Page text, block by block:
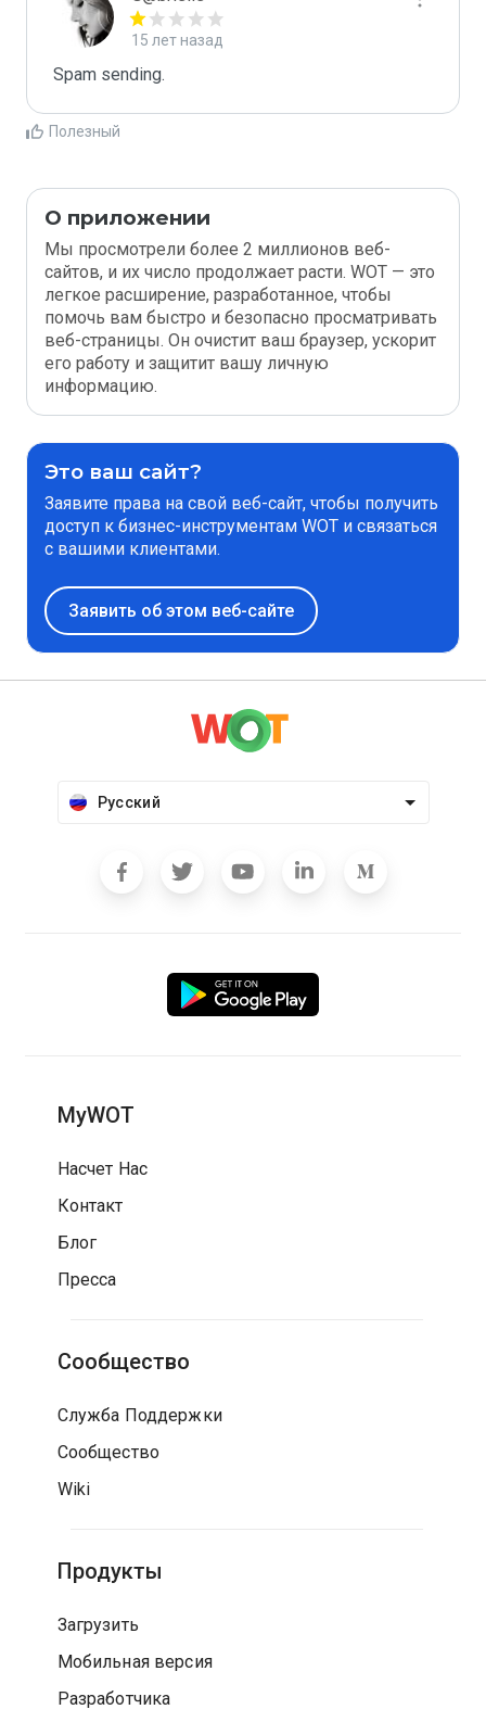
15 лет назад
Spam sending.
Полезный
О приложении
Мы просмотрели более 2 миллионов веб-
сайтов, и их число продолжает расти. WOT — это
легкое расширение, разработанное, чтобы
помочь вам быстро и безопасно просматривать
веб-страницы. Он очистит ваш браузер, ускорит
его работу и защитит вашу личную
информацию.
Это ваш сайт?
Заявите права на свой веб-сайт, чтобы получить
доступ к бизнес-инструментам WOT и связаться
с вашими клиентами.
Заявить об этом веб-сайте
Русский
MyWOT
Насчет Нас
Контакт
Блог
Пресса
Сообщество
Служба Поддержки
Сообщество
Wiki
Продукты
Загрузить
Мобильная версия
Разработчика